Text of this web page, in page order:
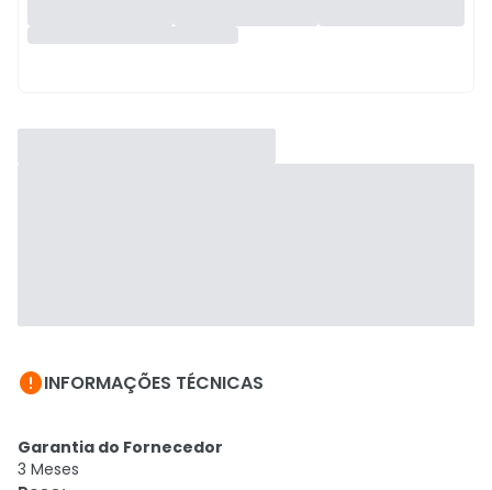
INFORMAÇÕES TÉCNICAS
Garantia do Fornecedor
3 Meses